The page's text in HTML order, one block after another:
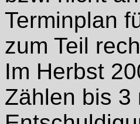
Terminplan
zum Teil
Im Herbst
Zählen bis 3